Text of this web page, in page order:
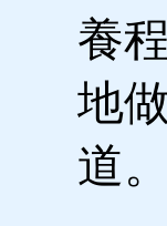
養
地
道。